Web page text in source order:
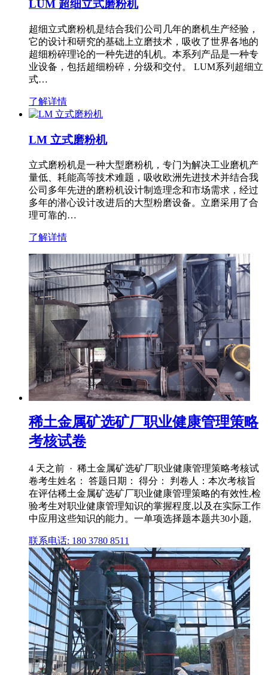
LUM 超细立式磨粉机
超细立式磨粉机是结合我们公司几年的磨机生产经验，
它的设计和研究的基础上立磨技术，吸收了世界各地的
超细粉碎理论的一种先进的轧机。本系列产品是一种专
业设备，包括超细粉碎，分级和交付。 LUM系列超细立
式…
了解详情
LM 立式磨粉机
立式磨粉机是一种大型磨粉机，专门为解决工业磨机产
量低、耗能高等技术难题，吸收欧洲先进技术并结合我
公司多年先进的磨粉机设计制造理念和市场需求，经过
多年的潜心设计改进后的大型粉磨设备。立磨采用了合
理可靠的…
了解详情
稀土金属矿选矿厂职业健康管理策略
考核试卷
4 天之前 · 稀土金属矿选矿厂职业健康管理策略考核试
卷考生姓名： 答题日期： 得分： 判卷人：本次考核旨
在评估稀土金属矿选矿厂职业健康管理策略的有效性,检
验考生对职业健康管理知识的掌握程度,以及在实际工作
中应用这些知识的能力。一单项选择题本题共30小题,
联系电话: 180 3780 8511